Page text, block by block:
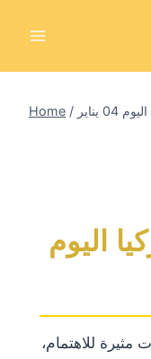
Home / سعر الذهب في تركيا اليوم 04 يناير
اليوم
للاهتمام،